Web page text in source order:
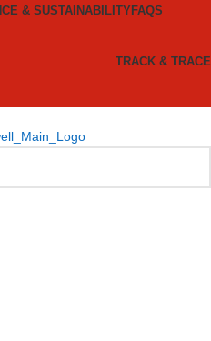
& SUSTAINABILITYFAQS
TRACK & TRACE